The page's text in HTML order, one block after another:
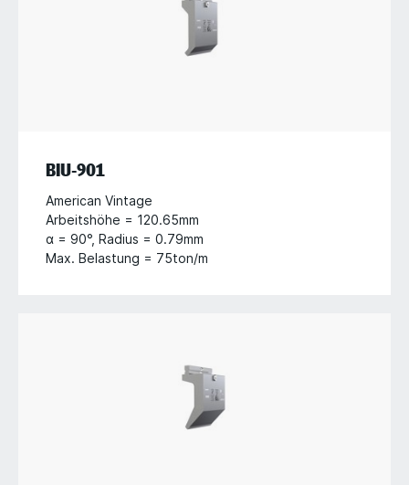
BIU-901
American Vintage
Arbeitshöhe = 120.65mm
α = 90°, Radius = 0.79mm
Max. Belastung = 75ton/m